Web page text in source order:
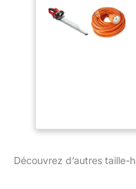
Découvrez d’autres taille-